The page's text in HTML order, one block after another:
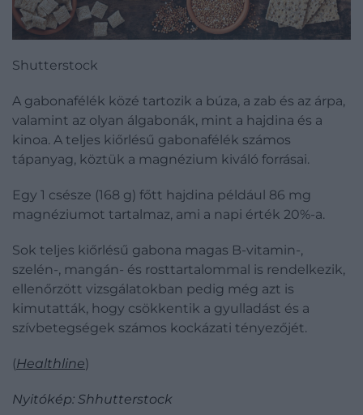
Shutterstock
A gabonafélék közé tartozik a búza, a zab és az árpa,
valamint az olyan álgabonák, mint a hajdina és a
kinoa. A teljes kiőrlésű gabonafélék számos
tápanyag, köztük a magnézium kiváló forrásai.
Egy 1 csésze (168 g) főtt hajdina például 86 mg
magnéziumot tartalmaz, ami a napi érték 20%-a.
Sok teljes kiőrlésű gabona magas B-vitamin-,
szelén-, mangán- és rosttartalommal is rendelkezik,
ellenőrzött vizsgálatokban pedig még azt is
kimutatták, hogy csökkentik a gyulladást és a
szívbetegségek számos kockázati tényezőjét.
(Healthline)
Nyitókép: Shhutterstock